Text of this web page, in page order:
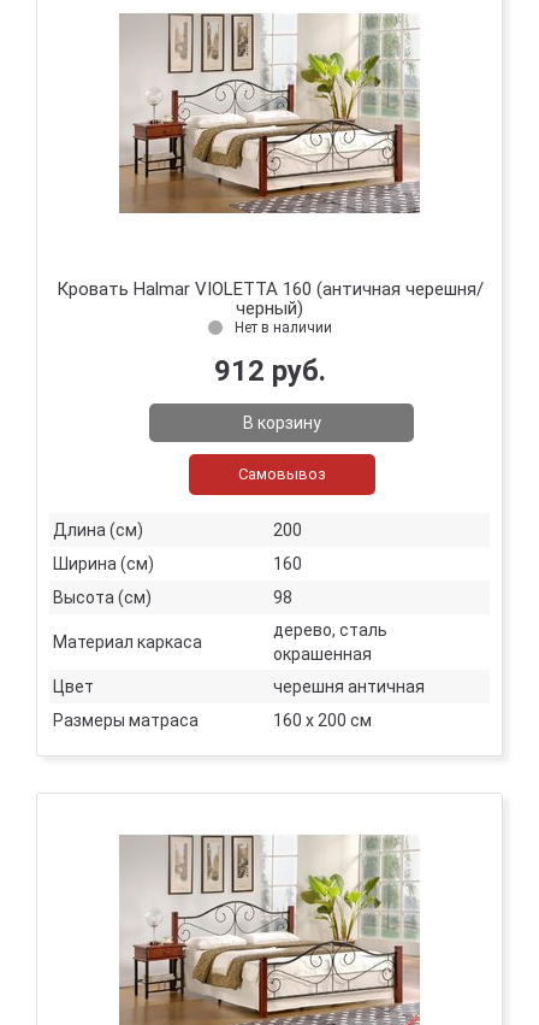
Кровать Halmar VIOLETTA 160 (античная черешня/
черный)
Нет в наличии
912 руб.
В корзину
Самовывоз
Длина (см)
200
Ширина (см)
160
Высота (см)
98
Материал каркаса
дерево, сталь
окрашенная
Цвет
черешня античная
Размеры матраса
160 х 200 см